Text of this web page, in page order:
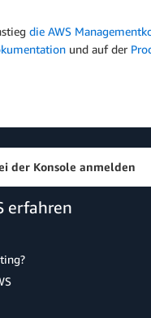
die AWS
und auf der
der Konsole anmelden
erfahren